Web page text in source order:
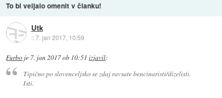
To bi veljalo omenit v članku!
Utk
::7. jan 2017, 10:59
Furbo je 7. jan 2017 ob 10:51 izjavil:
Tipično po slovenceljsko se zdaj ravsate bencinaristi/dizelisti.
Isti.